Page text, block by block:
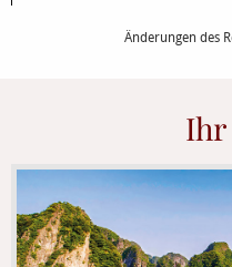
Änderungen des
Ihr